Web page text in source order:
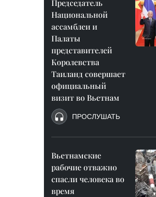
Председатель
Национальной
ассамблеи и
Палаты
представителей
Королевства
Таиланд совершает
официальный
визит во Вьетнам
ПРОСЛУШАТЬ
Вьетнамские
рабочие отважно
спасли человека во
время